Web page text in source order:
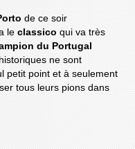
de ce soir
leclassicoqui va très
du Portugal
ne sont
petit point et à seulement
tous leurs pions dans